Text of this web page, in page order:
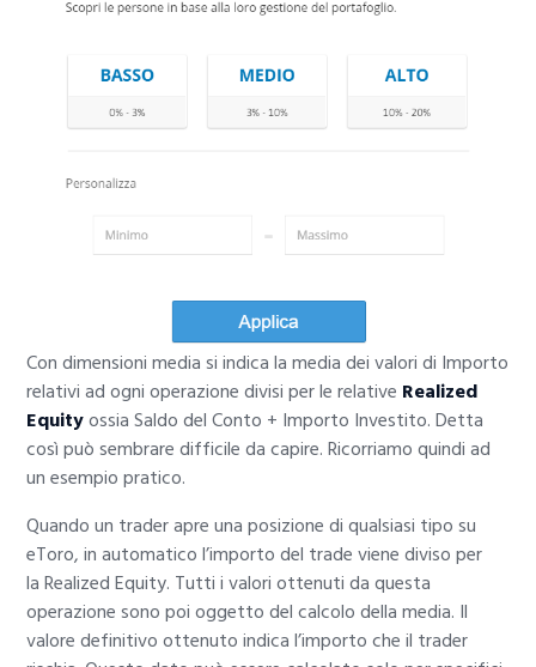
Con dimensioni media si indica la media dei valori di Importo
relativi ad ogni operazione divisi per le relative Realized
Equityossia Saldo del Conto + Importo Investito. Detta
così può sembrare difficile da capire. Ricorriamo quindi ad
un esempio pratico.
Quando un trader apre una posizione di qualsiasi tipo su
eToro, in automatico l’importo del trade viene diviso per
la Realized Equity. Tutti i valori ottenuti da questa
operazione sono poi oggetto del calcolo della media. Il
valore definitivo ottenuto indica l’importo che il trader